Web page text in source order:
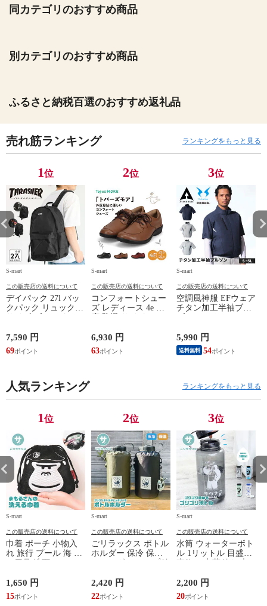
同カテゴリのおすすめ商品
別カテゴリのおすすめ商品
ふるさと納税百選のおすすめ返礼品
売れ筋ランキング ランキングをもっと見る
1位
S-mart
この販売店の送料について
デイパック 27l バッ
クパック リュック
サイズ ブランド ロ
鞄 機内持ち込み 夏
スラッシャー
THRASHER r1929
7,590 円
69
2位
S-mart
この販売店の送料について
コンフォートシュー
ズ レディース 4e 幅
広 防滑 サイドファ
シューズ 黒 トパー
ズ モア 靴 カジュア
ルシューズ 外反母趾
TOPAZ 1410
6,930 円
63
3位
S-mart
この販売店の送料について
空調風神服 EFウェア
チタン加工半袖ブル
ゾン ベスト ファン
ジャケット 遮熱 作
業服 作業着 上着 ア
タックベース KF100
5,990 円
送料無料 54
人気ランキング ランキングをもっと見る
1位
S-mart
この販売店の送料について
巾着 ポーチ 小物入
れ 旅行 プール 海 バ
ス用品 洗面セット
サウナ ごリラックス
まもるさんの洗える
巾着 ブラック 黒
1,650 円
15
2位
S-mart
この販売店の送料について
ごリラックス ボトル
ホルダー 保冷 保温
ショルダー ループ付
補給 マイボトル サ
ウナ 温泉 水筒 カバ
ー トトノイモード
2,420 円
22
3位
S-mart
この販売店の送料について
水筒 ウォーターボト
ル 1リットル 目盛り
直飲み 中蓋付き 大
マイボトル 動物 ア
ニマル ゴリラ ごリ
ラックス ゴリゴリボ
2,200 円
20